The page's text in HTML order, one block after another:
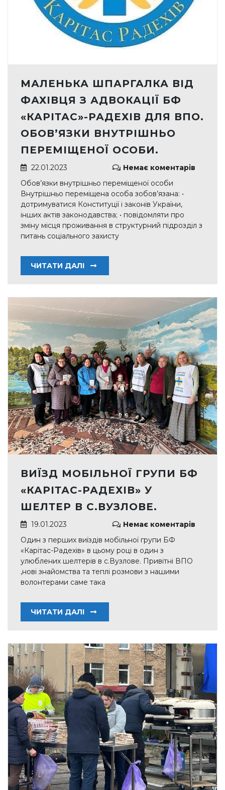
МАЛЕНЬКА ШПАРГАЛКА ВІД
ФАХІВЦЯ З АДВОКАЦІЇ БФ
«КАРІТАС»-РАДЕХІВ ДЛЯ ВПО.
ОБОВ’ЯЗКИ ВНУТРІШНЬО
ПЕРЕМІЩЕНОЇ ОСОБИ.
22.01.2023
Немає коментарів
Обов’язки внутрішньо переміщеної особи
Внутрішньо переміщена особа зобов’язана: •
дотримуватися Конституції і законів України,
інших актів законодавства; • повідомляти про
зміну місця проживання в структурний підрозділ з
питань соціального захисту
ЧИТАТИ ДАЛІ
ВИЇЗД МОБІЛЬНОЇ ГРУПИ БФ
«КАРІТАС-РАДЕХІВ» У
ШЕЛТЕР В С.ВУЗЛОВЕ.
19.01.2023
Немає коментарів
Один з перших виїздів мобільної групи БФ
«Карітас-Радехів» в цьому році в один з
улюблених шелтерів в с.Вузлове. Привітні ВПО
,нові знайомства та теплі розмови з нашими
волонтерами саме така
ЧИТАТИ ДАЛІ